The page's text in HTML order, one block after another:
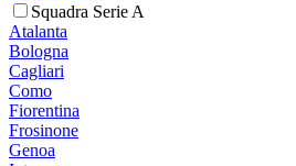
Squadra Serie A
Atalanta
Bologna
Cagliari
Como
Fiorentina
Frosinone
Genoa